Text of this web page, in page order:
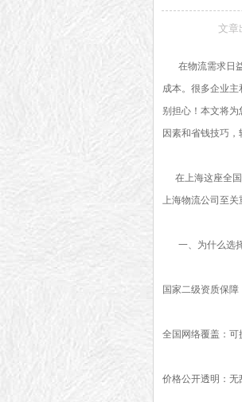
文章
在物流需求日益
成本。很多企业
别担心！本文将为
因素和省钱技巧，
在上海这座全国
上海物流公司至关
一、为什么选
国家二级资质保
全国网络覆盖：可
价格公开透明：无